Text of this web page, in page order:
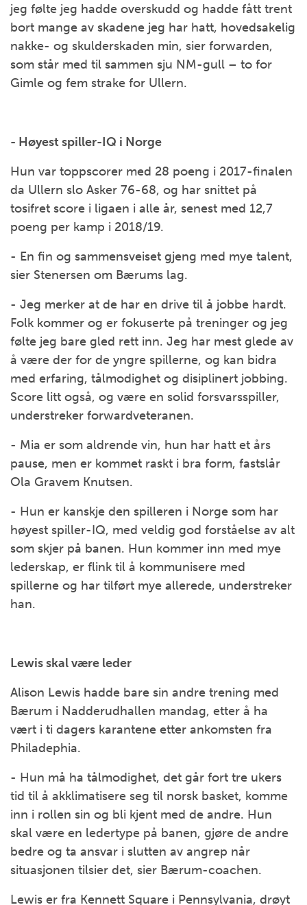
jeg følte jeg hadde overskudd og hadde fått trent
bort mange av skadene jeg har hatt, hovedsakelig
nakke- og skulderskaden min, sier forwarden,
som står med til sammen sju NM-gull – to for
Gimle og fem strake for Ullern.
- Høyest spiller-IQ i Norge
Hun var toppscorer med 28 poeng i 2017-finalen
da Ullern slo Asker 76-68, og har snittet på
tosifret score i ligaen i alle år, senest med 12,7
poeng per kamp i 2018/19.
- En fin og sammensveiset gjeng med mye talent,
sier Stenersen om Bærums lag.
- Jeg merker at de har en drive til å jobbe hardt.
Folk kommer og er fokuserte på treninger og jeg
følte jeg bare gled rett inn. Jeg har mest glede av
å være der for de yngre spillerne, og kan bidra
med erfaring, tålmodighet og disiplinert jobbing.
Score litt også, og være en solid forsvarsspiller,
understreker forwardveteranen.
- Mia er som aldrende vin, hun har hatt et års
pause, men er kommet raskt i bra form, fastslår
Ola Gravem Knutsen.
- Hun er kanskje den spilleren i Norge som har
høyest spiller-IQ, med veldig god forståelse av alt
som skjer på banen. Hun kommer inn med mye
lederskap, er flink til å kommunisere med
spillerne og har tilført mye allerede, understreker
han.
Lewis skal være leder
Alison Lewis hadde bare sin andre trening med
Bærum i Nadderudhallen mandag, etter å ha
vært i ti dagers karantene etter ankomsten fra
Philadephia.
- Hun må ha tålmodighet, det går fort tre ukers
tid til å akklimatisere seg til norsk basket, komme
inn i rollen sin og bli kjent med de andre. Hun
skal være en ledertype på banen, gjøre de andre
bedre og ta ansvar i slutten av angrep når
situasjonen tilsier det, sier Bærum-coachen.
Lewis er fra Kennett Square i Pennsylvania, drøyt